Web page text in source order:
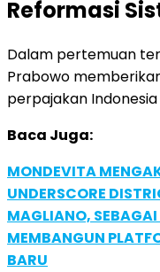
Reformasi
Dalam pertemuan
Prabowo
perpajakan
Baca Juga:
MONDEVITA
UNDERSCORE
MAGLIANO,
MEMBANGUN
BARU